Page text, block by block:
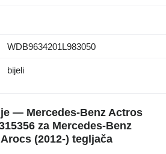
WDB9634201L983050
bijeli
— Mercedes-Benz Actros
za Mercedes-Benz
(2012-) tegljača